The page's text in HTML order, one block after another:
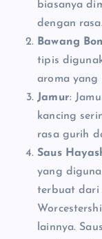
biasanya
dengan rasa.
Bawang
tipis
aroma yang
Jamur:
kancing
rasa gurih
Saus
yang
terbuat dari
lainnya.